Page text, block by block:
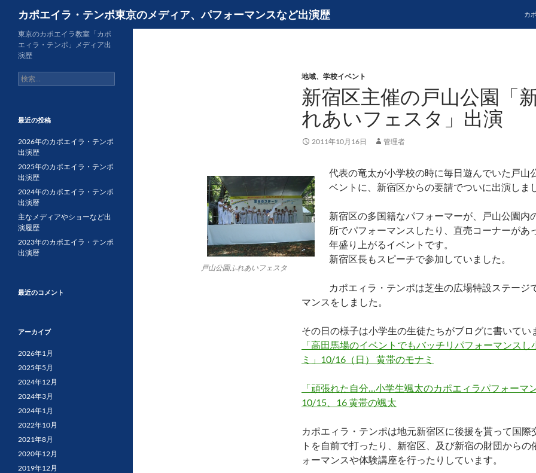
カポエイラ・テンポ東京のメディア、パフォーマンスなど出演歴 カ
地域、学校イベント
新宿区主催の戸山公園「
れあいフェスタ」出演
2011年10月16日 管理者
戸山公園ふれあいフェスタ
代表の竜太が小学校の時に毎日遊んでいた戸山
ベントに、新宿区からの要請でついに出演しま
新宿区の多国籍なパフォーマーが、戸山公園内
所でパフォーマンスしたり、直売コーナーがあ
年盛り上がるイベントです。
新宿区長もスピーチで参加していました。
カポエィラ・テンポは芝生の広場特設ステージ
マンスをしました。
その日の様子は小学生の生徒たちがブログに書いてい
「高田馬場のイベントでもバッチリパフォーマンスし
ミ」10/16（日） 黄帯のモナミ
「頑張れた自分…小学生颯太のカポエィラパフォーマ
10/15、16 黄帯の颯太
カポエィラ・テンポは地元新宿区に後援を貰って国際
トを自前で打ったり、新宿区、及び新宿の財団からの
ォーマンスや体験講座を行ったりしています。
東京のカポエイラ教室「カポ
エィラ・テンポ」メディア出
演歴
検
索:
最近の投稿
2026年のカポエイラ・テンポ
出演歴
2025年のカポエイラ・テンポ
出演歴
2024年のカポエイラ・テンポ
出演暦
主なメディアやショーなど出
演履歴
2023年のカポエイラ・テンポ
出演暦
最近のコメント
アーカイブ
2026年1月
2025年5月
2024年12月
2024年3月
2024年1月
2022年10月
2021年8月
2020年12月
2019年12月